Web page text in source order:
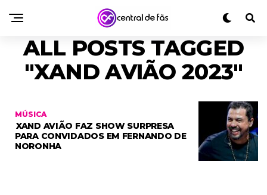
ALL POSTS TAGGED
"XAND AVIÃO 2023"
MÚSICA
XAND AVIÃO FAZ SHOW SURPRESA
PARA CONVIDADOS EM FERNANDO DE
NORONHA